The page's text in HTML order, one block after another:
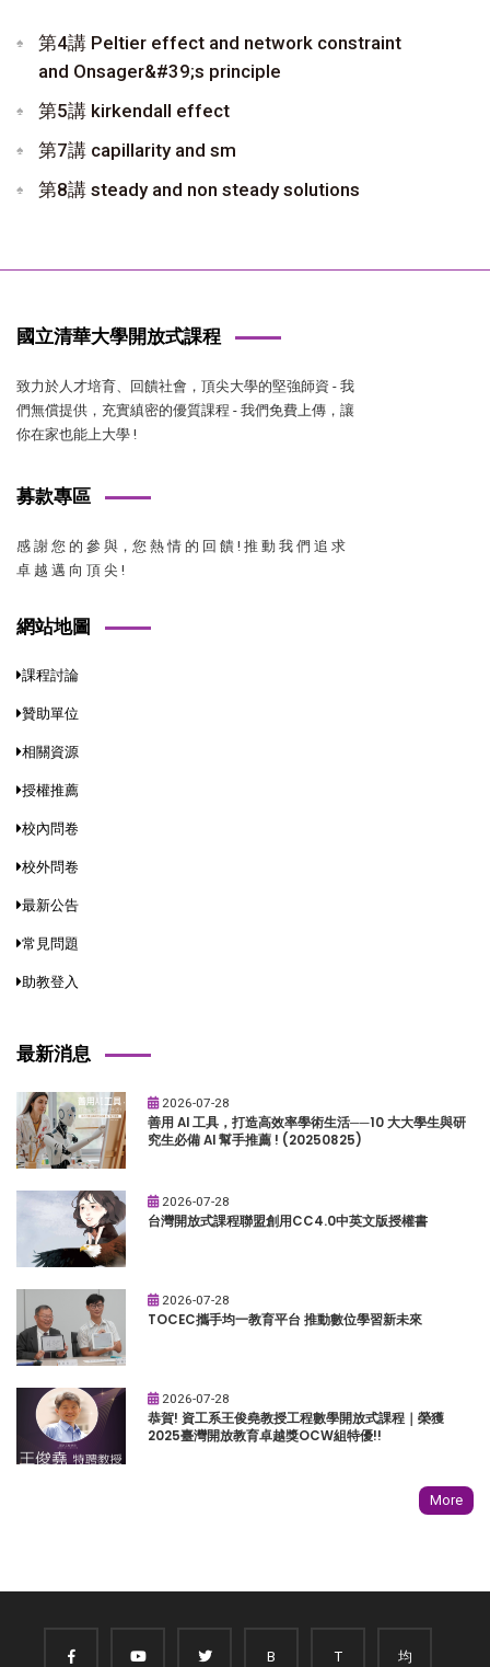
第4講 Peltier effect and network constraint
and Onsager&#39;s principle
第5講 kirkendall effect
第7講 capillarity and sm
第8講 steady and non steady solutions
國立清華大學開放式課程
致力於人才培育、回饋社會，頂尖大學的堅強師資 - 我
們無償提供，充實縝密的優質課程 - 我們免費上傳，讓
你在家也能上大學 !
募款專區
感 謝 您 的 參 與，您 熱 情 的 回 饋 ! 推 動 我 們 追 求
卓 越 邁 向 頂 尖 !
網站地圖
課程討論
贊助單位
相關資源
授權推薦
校內問卷
校外問卷
最新公告
常見問題
助教登入
最新消息
2026-07-28
善用 AI 工具，打造高效率學術生活──10 大大學生與研
究生必備 AI 幫手推薦 ! (20250825)
2026-07-28
台灣開放式課程聯盟創用CC4.0中英文版授權書
2026-07-28
TOCEC攜手均一教育平台 推動數位學習新未來
2026-07-28
恭賀! 資工系王俊堯教授工程數學開放式課程｜榮獲
2025臺灣開放教育卓越獎OCW組特優!!
More
B T 均